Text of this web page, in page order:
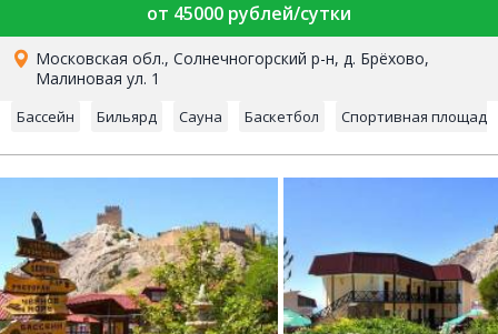
от 45000 рублей/сутки
Московская обл., Солнечногорский р-н, д. Брёхово,
Малиновая ул. 1
Бассейн Бильярд Сауна Баскетбол Спортивная